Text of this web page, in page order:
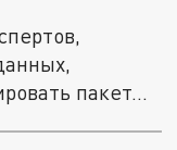
пакет...